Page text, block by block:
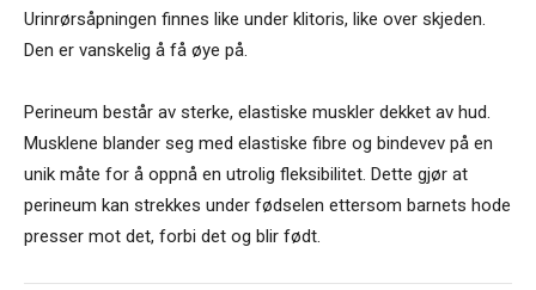
Urinrørsåpningen finnes like under klitoris, like over skjeden.
Den er vanskelig å få øye på.
Perineum består av sterke, elastiske muskler dekket av hud.
Musklene blander seg med elastiske fibre og bindevev på en
unik måte for å oppnå en utrolig fleksibilitet. Dette gjør at
perineum kan strekkes under fødselen ettersom barnets hode
presser mot det, forbi det og blir født.